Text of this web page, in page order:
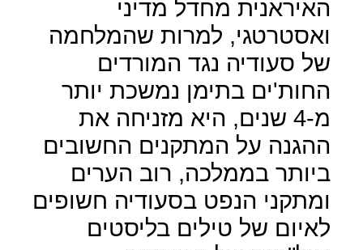
האיראנית מחדל מדיני
ואסטרטגי, למרות שהמלחמה
של סעודיה נגד המורדים
החות'ים בתימן נמשכת יותר
מ-4 שנים, היא מזניחה את
ההגנה על המתקנים החשובים
ביותר בממלכה, רוב הערים
ומתקני הנפט בסעודיה חשופים
לאיום של טילים בליסטים